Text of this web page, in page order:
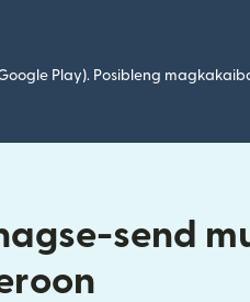
Play). Posibleng
send